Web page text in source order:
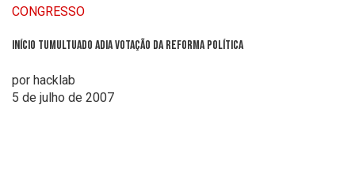
CONGRESSO
Início tumultuado adia votação da reforma política
por hacklab
5 de julho de 2007